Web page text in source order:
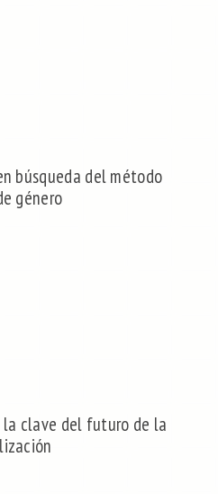
búsqueda del método
género
la clave del futuro de la